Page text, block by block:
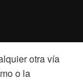
otra vía
o la